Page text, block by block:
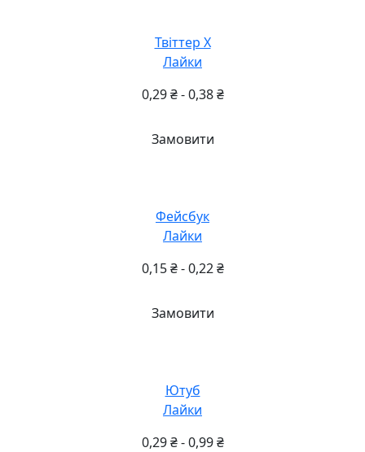
Твіттер X
Лайки
0,29₴-0,38₴
Замовити
Фейсбук
Лайки
0,15₴-0,22₴
Замовити
Ютуб
Лайки
0,29₴-0,99₴